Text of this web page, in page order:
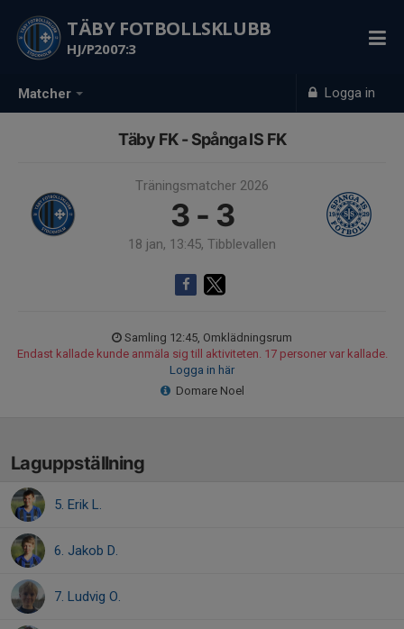
Matcher Logga in
TÄBY FOTBOLLSKLUBB
HJ/P2007:3
Täby FK - Spånga IS FK
Träningsmatcher 2026
3 - 3
18 jan, 13:45, Tibblevallen
Samling 12:45, Omklädningsrum
Endast kallade kunde anmäla sig till aktiviteten. 17 personer var kallade.
Logga in här
Domare Noel
Laguppställning
5. Erik L.
6. Jakob D.
7. Ludvig O.